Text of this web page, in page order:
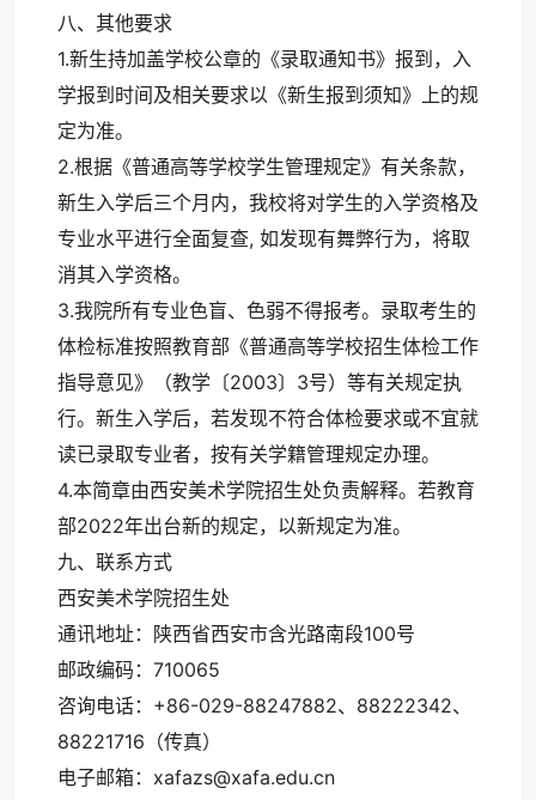
八、其他要求
1.新生持加盖学校公章的《录取通知书》报到，入
学报到时间及相关要求以《新生报到须知》上的规
定为准。
2.根据《普通高等学校学生管理规定》有关条款，
新生入学后三个月内，我校将对学生的入学资格及
专业水平进行全面复查, 如发现有舞弊行为，将取
消其入学资格。
3.我院所有专业色盲、色弱不得报考。录取考生的
体检标准按照教育部《普通高等学校招生体检工作
指导意见》（教学〔2003〕3号）等有关规定执
行。新生入学后，若发现不符合体检要求或不宜就
读已录取专业者，按有关学籍管理规定办理。
4.本简章由西安美术学院招生处负责解释。若教育
部2022年出台新的规定，以新规定为准。
九、联系方式
西安美术学院招生处
通讯地址：陕西省西安市含光路南段100号
邮政编码：710065
咨询电话：+86-029-88247882、88222342、
88221716（传真）
电子邮箱： xafazs@xafa.edu.cn